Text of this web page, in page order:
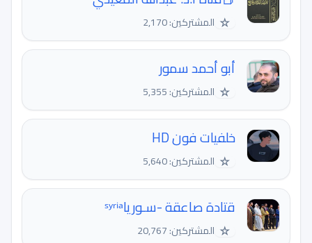
☆ المشتركين: 2,170
أبو أحمد سمور
☆ المشتركين: 5,355
خلفيات فون HD
☆ المشتركين: 5,640
قتادة صاعقة -سـورياˢʸʳⁱᵃ
☆ المشتركين: 20,767